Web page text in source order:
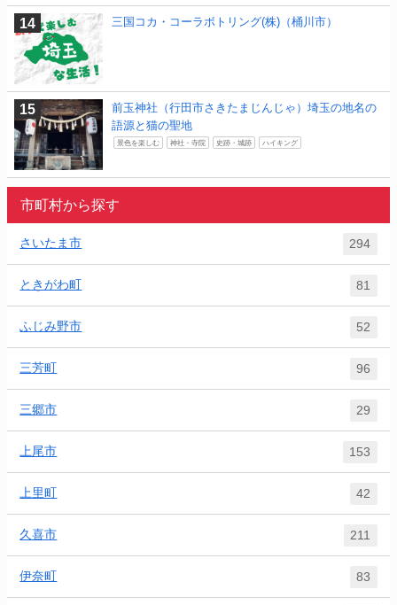
三国コカ・コーラボトリング(株)（桶川市）
前玉神社（行田市さきたまじんじゃ）埼玉の地名の
語源と猫の聖地
景色を楽しむ 神社・寺院 史跡・城跡 ハイキング
市町村から探す
さいたま市 294
ときがわ町 81
ふじみ野市 52
三芳町 96
三郷市 29
上尾市 153
上里町 42
久喜市 211
伊奈町 83